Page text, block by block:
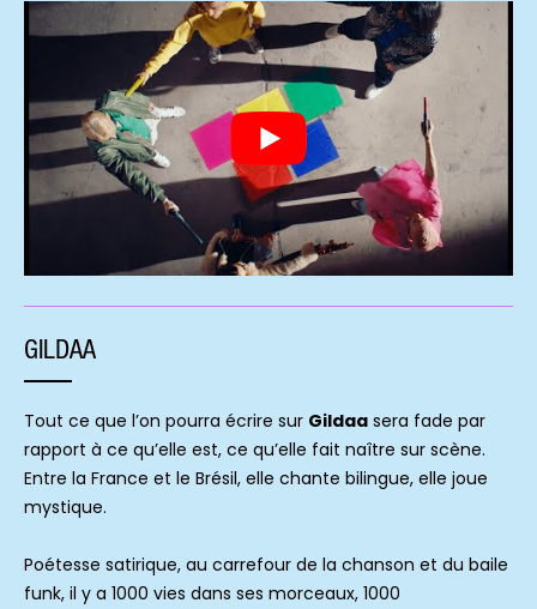
GILDAA
Tout ce que l’on pourra écrire sur Gildaa sera fade par
rapport à ce qu’elle est, ce qu’elle fait naître sur scène.
Entre la France et le Brésil, elle chante bilingue, elle joue
mystique.
Poétesse satirique, au carrefour de la chanson et du baile
funk, il y a 1000 vies dans ses morceaux, 1000